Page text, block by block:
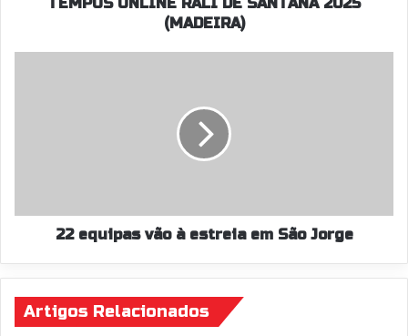
(MADEIRA)
22 equipas vão à estreia em São Jorge
Artigos Relacionados